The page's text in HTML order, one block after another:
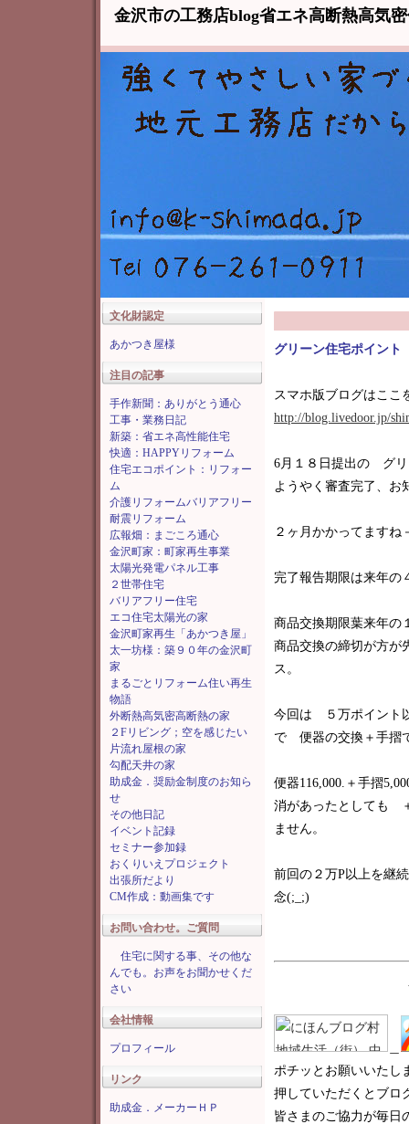
金沢市の工務店blog省エネ高断熱高気
文化財認定
あかつき屋様
注目の記事
手作新聞：ありがとう通心
工事・業務日記
新築：省エネ高性能住宅
快適：HAPPYリフォーム
住宅エコポイント：リフォー
ム
介護リフォームバリアフリー
耐震リフォーム
広報畑：まごころ通心
金沢町家：町家再生事業
太陽光発電パネル工事
２世帯住宅
バリアフリー住宅
エコ住宅太陽光の家
金沢町家再生「あかつき屋」
太一坊様：築９０年の金沢町
家
まるごとリフォーム住い再生
物語
外断熱高気密高断熱の家
２Fリビング；空を感じたい
片流れ屋根の家
勾配天井の家
助成金．奨励金制度のお知ら
せ
その他日記
イベント記録
セミナー参加録
おくりいえプロジェクト
出張所だより
CM作成：動画集です
お問い合わせ。ご質問
住宅に関する事、その他な
んでも。お声をお聞かせくだ
さい
会社情報
プロフィール
リンク
助成金．メーカーＨＰ
グリーン住宅ポイント
スマホ版ブログはここ
http://blog.livedoor.jp/
6月１８日提出の グリ
ようやく審査完了、お
２ヶ月かかってますね
完了報告期限は来年の
商品交換期限葉来年の
商品交換の締切が方が
ス。
今回は ５万ポイント
で 便器の交換＋手摺
便器116,000.＋手摺
消があったとしても
ません。
前回の２万P以上を継
念(;_;)
ポチッとお願いいたし
押していただくとブロ
皆さまのご協力が毎日